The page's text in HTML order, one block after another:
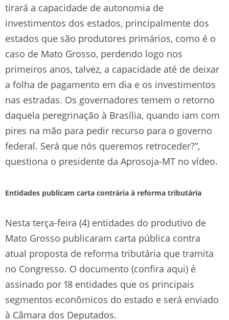
tirará a capacidade de autonomia de
investimentos dos estados, principalmente dos
estados que são produtores primários, como é o
caso de Mato Grosso, perdendo logo nos
primeiros anos, talvez, a capacidade até de deixar
a folha de pagamento em dia e os investimentos
nas estradas. Os governadores temem o retorno
daquela peregrinação à Brasília, quando iam com
pires na mão para pedir recurso para o governo
federal. Será que nós queremos retroceder?”,
questiona o presidente da Aprosoja-MT no vídeo.
Entidades publicam carta contrária à reforma tributária
Nesta terça-feira (4) entidades do produtivo de
Mato Grosso publicaram carta pública contra
atual proposta de reforma tributária que tramita
no Congresso. O documento (confira aqui) é
assinado por 18 entidades que os principais
segmentos econômicos do estado e será enviado
à Câmara dos Deputados.